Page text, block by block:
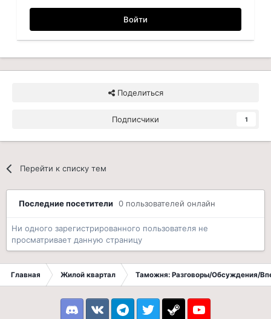
Войти
Поделиться
Подписчики 1
Перейти к списку тем
Последние посетители 0 пользователей онлайн
Ни одного зарегистрированного пользователя не
просматривает данную страницу
Главная Жилой квартал Таможня: Разговоры/Обсуждения/